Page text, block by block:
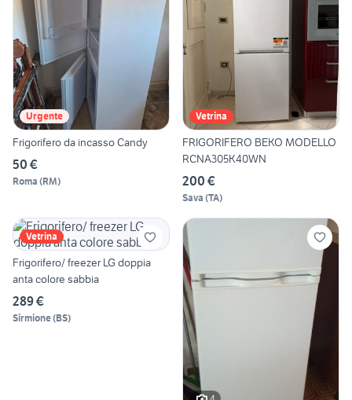
Urgente
Frigorifero da incasso Candy
50 €
Roma (RM)
Vetrina
FRIGORIFERO BEKO MODELLO
RCNA305K40WN
200 €
Sava (TA)
Vetrina
Frigorifero/ freezer LG doppia
anta colore sabbia
289 €
Sirmione(BS)